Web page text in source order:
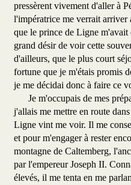
pressèrent vivement d'aller à
l'impératrice me verrait arriver
que le prince de Ligne
grand désir de voir cette
d'ailleurs, que le plus court
fortune que je m'étais promis
je me décidai donc à faire ce
Je m'occupais de mes
j'allais me mettre en route
Ligne vint me voir. Il me
et pour m'engager à rester
montagne de Caltemberg,
par l'empereur Joseph II.
élevés, il me tenta en me